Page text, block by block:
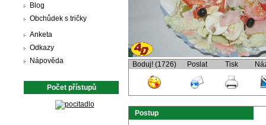
Blog
Obchůdek s tričky
Anketa
Odkazy
Nápověda
Počet přístupů
Boduj! (1726) Poslat Tisk
Postup